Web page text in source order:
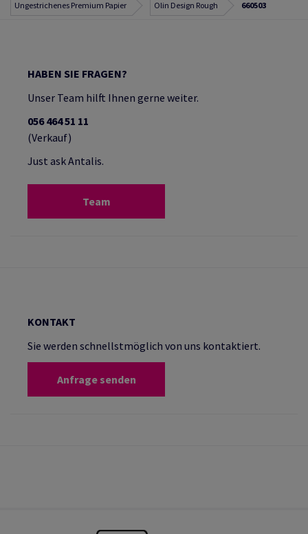
Ungestrichenes Premium Papier Olin Design Rough 660503
HABEN SIE FRAGEN?
Unser Team hilft Ihnen gerne weiter.
056 464 51 11
(Verkauf)
Just ask Antalis.
Team
KONTAKT
Sie werden schnellstmöglich von uns kontaktiert.
Anfrage senden